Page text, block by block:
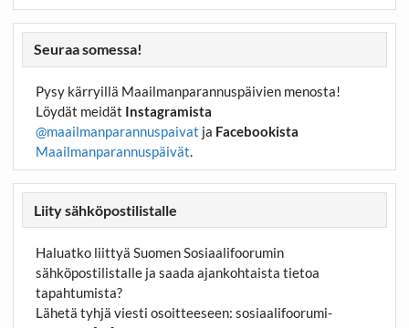
Seuraa somessa!
Pysy kärryillä Maailmanparannuspäivien menosta!
Löydät meidät Instagramista
@maailmanparannuspaivat ja Facebookista
Maailmanparannuspäivät.
Liity sähköpostilistalle
Haluatko liittyä Suomen Sosiaalifoorumin
sähköpostilistalle ja saada ajankohtaista tietoa
tapahtumista?
Lähetä tyhjä viesti osoitteeseen: sosiaalifoorumi-